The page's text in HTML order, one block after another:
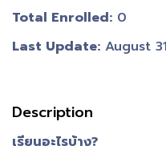
Total Enrolled 0
Last Update August
Description
เรียนอะไรบ้าง?